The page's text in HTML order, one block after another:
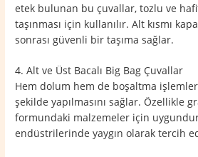
etek bulunan bu çuvallar, tozlu ve
taşınması için kullanılır. Alt kısmı
sonrası güvenli bir taşıma sağlar.
4. Alt ve Üst Bacalı Big Bag Çuvallar
Hem dolum hem de boşaltma
şekilde yapılmasını sağlar. Özellikle
formundaki malzemeler için
endüstrilerinde yaygın olarak tercih